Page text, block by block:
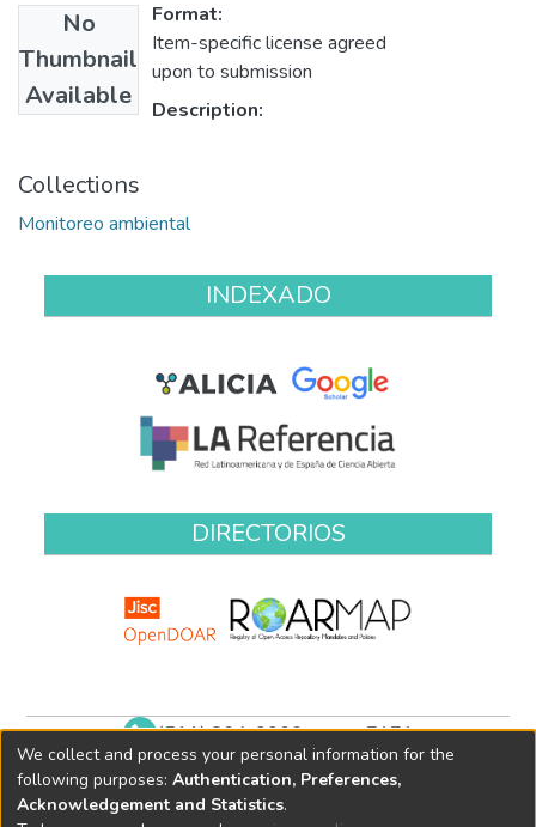
No
Thumbnail
Available
Format:
Item-specific license agreed
upon to submission
Description:
Collections
Monitoreo ambiental
INDEXADO
DIRECTORIOS
(511) 204-9900 anexo 7171
biblioteca@oefa.gob.pe
We collect and process your personal information for the
following purposes: Authentication, Preferences,
Acknowledgement and Statistics.